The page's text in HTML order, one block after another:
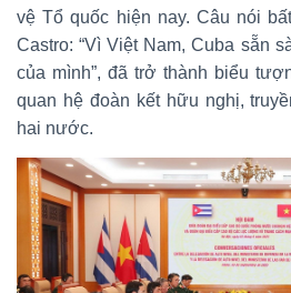
vệ Tổ quốc hiện nay. Câu nói
Castro: “Vì Việt Nam, Cuba sẵn
của mình”, đã trở thành biểu
quan hệ đoàn kết hữu nghị,
hai nước.